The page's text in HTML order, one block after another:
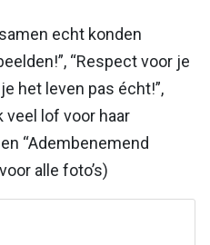
echt konden
“Respect voor je
het leven pas écht!”,
veel lof voor haar
“Adembenemend
alle foto’s)